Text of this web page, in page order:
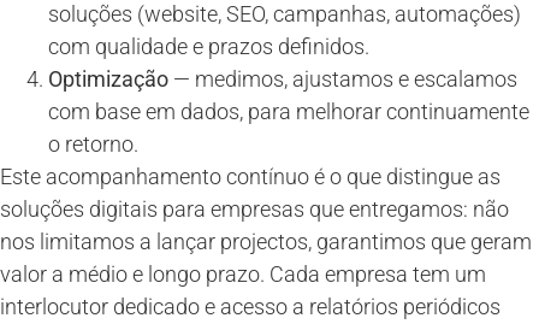
soluções (website, SEO, campanhas, automações)
com qualidade e prazos definidos.
Optimização — medimos, ajustamos e escalamos
com base em dados, para melhorar continuamente
o retorno.
Este acompanhamento contínuo é o que distingue as
soluções digitais para empresas que entregamos: não
nos limitamos a lançar projectos, garantimos que geram
valor a médio e longo prazo. Cada empresa tem um
interlocutor dedicado e acesso a relatórios periódicos